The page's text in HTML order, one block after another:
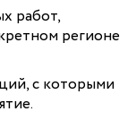
работ,
регионе
с которыми